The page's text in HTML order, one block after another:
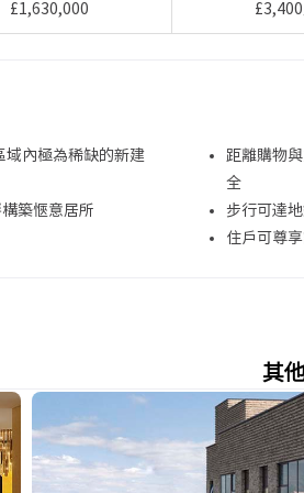
£1,630,000 £3,400
內極為稀缺的新建
築愜意居所
距離購物
全
步行可達
住戶可尊
其